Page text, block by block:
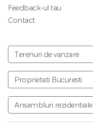
Feedback-ul tau
Contact
Terenuri de vanzare
Proprietati Bucuresti
Ansambluri rezidentiale